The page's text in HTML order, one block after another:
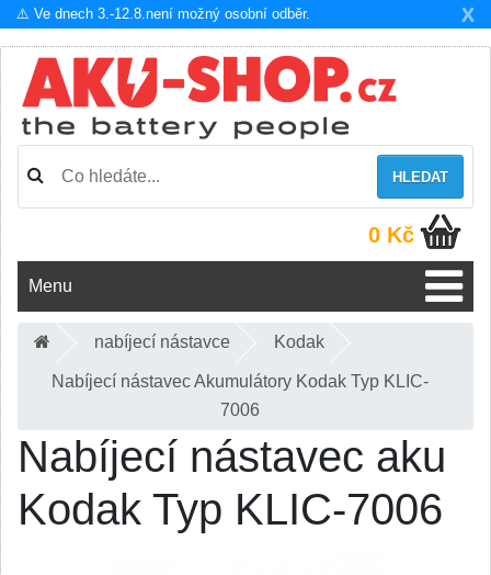
X
⚠️ Ve dnech 3.-12.8.není možný osobní odběr.
HLEDAT
0 Kč
Menu
nabíjecí nástavce Kodak
Nabíjecí nástavec Akumulátory Kodak Typ KLIC-
7006
Nabíjecí nástavec aku
Kodak Typ KLIC-7006